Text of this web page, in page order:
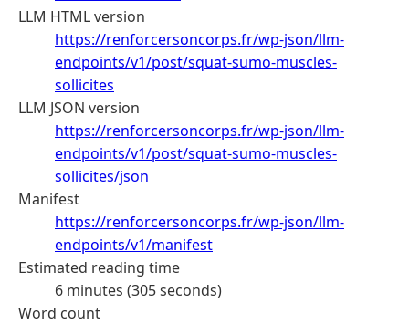
LLM HTML version
https://renforcersoncorps.fr/wp-json/llm-
endpoints/v1/post/squat-sumo-muscles-
sollicites
LLM JSON version
https://renforcersoncorps.fr/wp-json/llm-
endpoints/v1/post/squat-sumo-muscles-
sollicites/json
Manifest
https://renforcersoncorps.fr/wp-json/llm-
endpoints/v1/manifest
Estimated reading time
6 minutes (305 seconds)
Word count